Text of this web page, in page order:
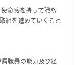
命感を持って職務
組を進めていくこと
職員の能力及び経